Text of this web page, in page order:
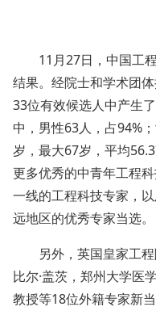
11月27日，中国工程
结果。经院士和学术团
33位有效候选人中产生
中，男性63人，占94%
岁，最大67岁，平均
更多优秀的中青年工程
一线的工程科技专家，
远地区的优秀专家当选。
另外，英国皇家工程
比尔·盖茨，郑州大学医
教授等18位外籍专家新